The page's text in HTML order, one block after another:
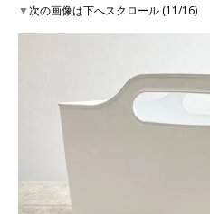
▼次の画像は下へスクロール (11/16)